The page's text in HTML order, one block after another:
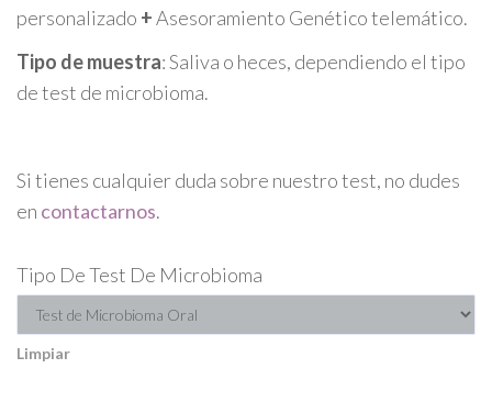
personalizado +Asesoramiento Genético telemático.
Tipo de muestra: Saliva o heces, dependiendo el tipo
de test de microbioma.
Si tienes cualquier duda sobre nuestro test, no dudes
en contactarnos.
Tipo De Test De Microbioma
Limpiar